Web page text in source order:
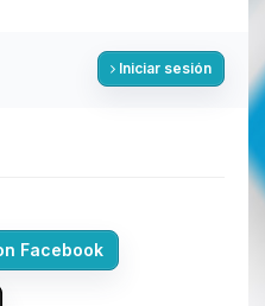
Iniciar sesión
Facebook